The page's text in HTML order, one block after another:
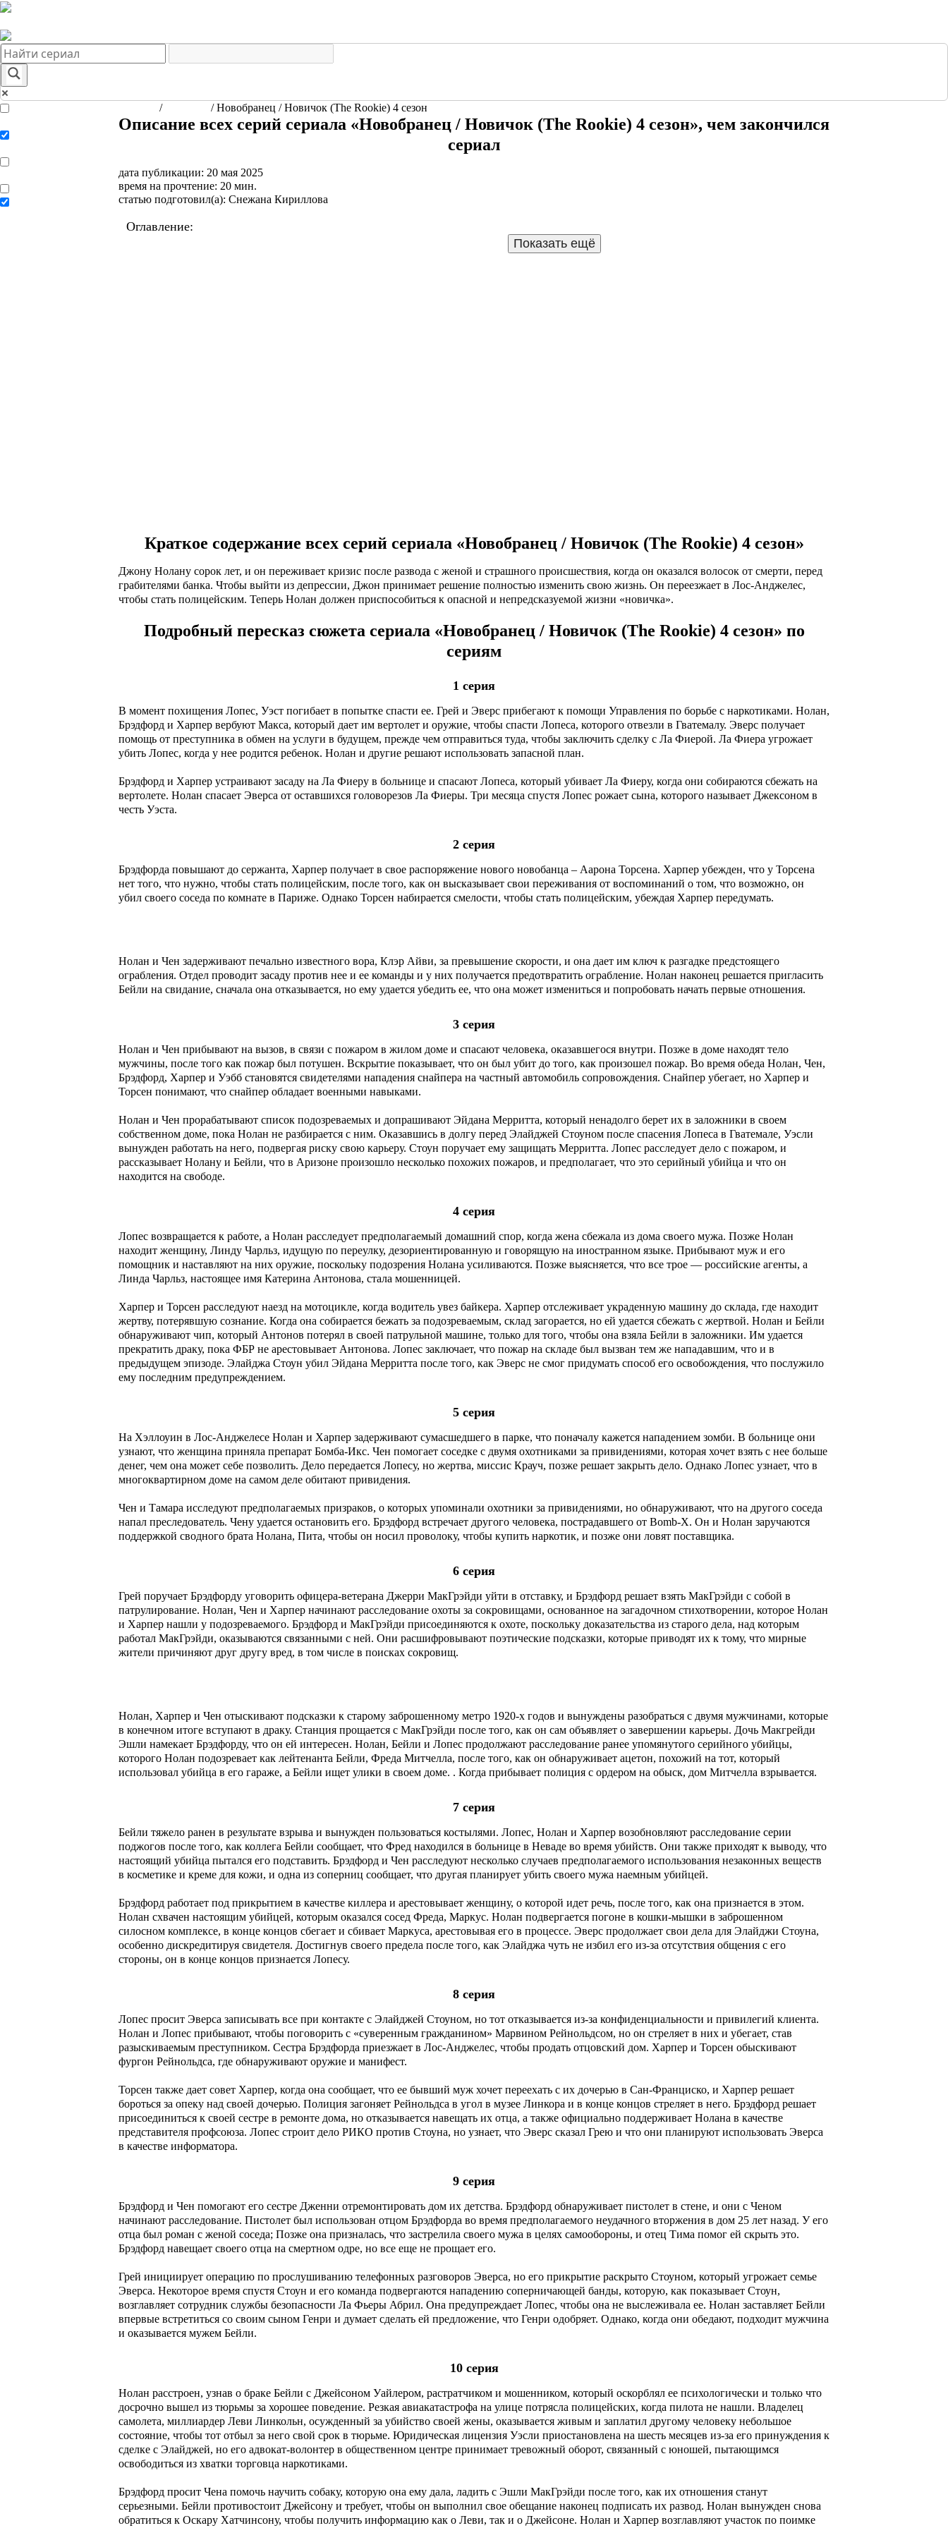
/ /Новобранец / Новичок (The Rookie) 4 сезон
Описание всех серий сериала «Новобранец / Новичок (The Rookie) 4 сезон», чем закончился
сериал
дата публикации: 20 мая 2025
время на прочтение: 20 мин.
статью подготовил(а): Снежана Кириллова
Оглавление:
Показать ещё
Краткое содержание всех серий сериала «Новобранец / Новичок (The Rookie) 4 сезон»
Джону Нолану сорок лет, и он переживает кризис после развода с женой и страшного происшествия, когда он оказался волосок от смерти, перед
грабителями банка. Чтобы выйти из депрессии, Джон принимает решение полностью изменить свою жизнь. Он переезжает в Лос-Анджелес,
чтобы стать полицейским. Теперь Нолан должен приспособиться к опасной и непредсказуемой жизни «новичка».
Подробный пересказ сюжета сериала «Новобранец / Новичок (The Rookie) 4 сезон» по
сериям
1 серия
В момент похищения Лопес, Уэст погибает в попытке спасти ее. Грей и Эверс прибегают к помощи Управления по борьбе с наркотиками. Нолан,
Брэдфорд и Харпер вербуют Макса, который дает им вертолет и оружие, чтобы спасти Лопеса, которого отвезли в Гватемалу. Эверс получает
помощь от преступника в обмен на услуги в будущем, прежде чем отправиться туда, чтобы заключить сделку с Ла Фиерой. Ла Фиера угрожает
убить Лопес, когда у нее родится ребенок. Нолан и другие решают использовать запасной план.
Брэдфорд и Харпер устраивают засаду на Ла Фиеру в больнице и спасают Лопеса, который убивает Ла Фиеру, когда они собираются сбежать на
вертолете. Нолан спасает Эверса от оставшихся головорезов Ла Фиеры. Три месяца спустя Лопес рожает сына, которого называет Джексоном в
честь Уэста.
2 серия
Брэдфорда повышают до сержанта, Харпер получает в свое распоряжение нового новобанца – Аарона Торсена. Харпер убежден, что у Торсена
нет того, что нужно, чтобы стать полицейским, после того, как он высказывает свои переживания от воспоминаний о том, что возможно, он
убил своего соседа по комнате в Париже. Однако Торсен набирается смелости, чтобы стать полицейским, убеждая Харпер передумать.
Нолан и Чен задерживают печально известного вора, Клэр Айви, за превышение скорости, и она дает им ключ к разгадке предстоящего
ограбления. Отдел проводит засаду против нее и ее команды и у них получается предотвратить ограбление. Нолан наконец решается пригласить
Бейли на свидание, сначала она отказывается, но ему удается убедить ее, что она может измениться и попробовать начать первые отношения.
3 серия
Нолан и Чен прибывают на вызов, в связи с пожаром в жилом доме и спасают человека, оказавшегося внутри. Позже в доме находят тело
мужчины, после того как пожар был потушен. Вскрытие показывает, что он был убит до того, как произошел пожар. Во время обеда Нолан, Чен,
Брэдфорд, Харпер и Уэбб становятся свидетелями нападения снайпера на частный автомобиль сопровождения. Снайпер убегает, но Харпер и
Торсен понимают, что снайпер обладает военными навыками.
Нолан и Чен прорабатывают список подозреваемых и допрашивают Эйдана Мерритта, который ненадолго берет их в заложники в своем
собственном доме, пока Нолан не разбирается с ним. Оказавшись в долгу перед Элайджей Стоуном после спасения Лопеса в Гватемале, Уэсли
вынужден работать на него, подвергая риску свою карьеру. Стоун поручает ему защищать Мерритта. Лопес расследует дело с пожаром, и
рассказывает Нолану и Бейли, что в Аризоне произошло несколько похожих пожаров, и предполагает, что это серийный убийца и что он
находится на свободе.
4 серия
Лопес возвращается к работе, а Нолан расследует предполагаемый домашний спор, когда жена сбежала из дома своего мужа. Позже Нолан
находит женщину, Линду Чарльз, идущую по переулку, дезориентированную и говорящую на иностранном языке. Прибывают муж и его
помощник и наставляют на них оружие, поскольку подозрения Нолана усиливаются. Позже выясняется, что все трое — российские агенты, а
Линда Чарльз, настоящее имя Катерина Антонова, стала мошенницей.
Харпер и Торсен расследуют наезд на мотоцикле, когда водитель увез байкера. Харпер отслеживает украденную машину до склада, где находит
жертву, потерявшую сознание. Когда она собирается бежать за подозреваемым, склад загорается, но ей удается сбежать с жертвой. Нолан и Бейли
обнаруживают чип, который Антонов потерял в своей патрульной машине, только для того, чтобы она взяла Бейли в заложники. Им удается
прекратить драку, пока ФБР не арестовывает Антонова. Лопес заключает, что пожар на складе был вызван тем же нападавшим, что и в
предыдущем эпизоде. Элайджа Стоун убил Эйдана Мерритта после того, как Эверс не смог придумать способ его освобождения, что послужило
ему последним предупреждением.
5 серия
На Хэллоуин в Лос-Анджелесе Нолан и Харпер задерживают сумасшедшего в парке, что поначалу кажется нападением зомби. В больнице они
узнают, что женщина приняла препарат Бомба-Икс. Чен помогает соседке с двумя охотниками за привидениями, которая хочет взять с нее больше
денег, чем она может себе позволить. Дело передается Лопесу, но жертва, миссис Крауч, позже решает закрыть дело. Однако Лопес узнает, что в
многоквартирном доме на самом деле обитают привидения.
Чен и Тамара исследуют предполагаемых призраков, о которых упоминали охотники за привидениями, но обнаруживают, что на другого соседа
напал преследователь. Чену удается остановить его. Брэдфорд встречает другого человека, пострадавшего от Bomb-X. Он и Нолан заручаются
поддержкой сводного брата Нолана, Пита, чтобы он носил проволоку, чтобы купить наркотик, и позже они ловят поставщика.
6 серия
Грей поручает Брэдфорду уговорить офицера-ветерана Джерри МакГрэйди уйти в отставку, и Брэдфорд решает взять МакГрэйди с собой в
патрулирование. Нолан, Чен и Харпер начинают расследование охоты за сокровищами, основанное на загадочном стихотворении, которое Нолан
и Харпер нашли у подозреваемого. Брэдфорд и МакГрэйди присоединяются к охоте, поскольку доказательства из старого дела, над которым
работал МакГрэйди, оказываются связанными с ней. Они расшифровывают поэтические подсказки, которые приводят их к тому, что мирные
жители причиняют друг другу вред, в том числе в поисках сокровищ.
Нолан, Харпер и Чен отыскивают подсказки к старому заброшенному метро 1920-х годов и вынуждены разобраться с двумя мужчинами, которые
в конечном итоге вступают в драку. Станция прощается с МакГрэйди после того, как он сам объявляет о завершении карьеры. Дочь Макгрейди
Эшли намекает Брэдфорду, что он ей интересен. Нолан, Бейли и Лопес продолжают расследование ранее упомянутого серийного убийцы,
которого Нолан подозревает как лейтенанта Бейли, Фреда Митчелла, после того, как он обнаруживает ацетон, похожий на тот, который
использовал убийца в его гараже, а Бейли ищет улики в своем доме. . Когда прибывает полиция с ордером на обыск, дом Митчелла взрывается.
7 серия
Бейли тяжело ранен в результате взрыва и вынужден пользоваться костылями. Лопес, Нолан и Харпер возобновляют расследование серии
поджогов после того, как коллега Бейли сообщает, что Фред находился в больнице в Неваде во время убийств. Они также приходят к выводу, что
настоящий убийца пытался его подставить. Брэдфорд и Чен расследуют несколько случаев предполагаемого использования незаконных веществ
в косметике и креме для кожи, и одна из соперниц сообщает, что другая планирует убить своего мужа наемным убийцей.
Брэдфорд работает под прикрытием в качестве киллера и арестовывает женщину, о которой идет речь, после того, как она признается в этом.
Нолан схвачен настоящим убийцей, которым оказался сосед Фреда, Маркус. Нолан подвергается погоне в кошки-мышки в заброшенном
силосном комплексе, в конце концов сбегает и сбивает Маркуса, арестовывая его в процессе. Эверс продолжает свои дела для Элайджи Стоуна,
особенно дискредитируя свидетеля. Достигнув своего предела после того, как Элайджа чуть не избил его из-за отсутствия общения с его
стороны, он в конце концов признается Лопесу.
8 серия
Лопес просит Эверса записывать все при контакте с Элайджей Стоуном, но тот отказывается из-за конфиденциальности и привилегий клиента.
Нолан и Лопес прибывают, чтобы поговорить с «суверенным гражданином» Марвином Рейнольдсом, но он стреляет в них и убегает, став
разыскиваемым преступником. Сестра Брэдфорда приезжает в Лос-Анджелес, чтобы продать отцовский дом. Харпер и Торсен обыскивают
фургон Рейнольдса, где обнаруживают оружие и манифест.
Торсен также дает совет Харпер, когда она сообщает, что ее бывший муж хочет переехать с их дочерью в Сан-Франциско, и Харпер решает
бороться за опеку над своей дочерью. Полиция загоняет Рейнольдса в угол в музее Линкора и в конце концов стреляет в него. Брэдфорд решает
присоединиться к своей сестре в ремонте дома, но отказывается навещать их отца, а также официально поддерживает Нолана в качестве
представителя профсоюза. Лопес строит дело РИКО против Стоуна, но узнает, что Эверс сказал Грею и что они планируют использовать Эверса
в качестве информатора.
9 серия
Брэдфорд и Чен помогают его сестре Дженни отремонтировать дом их детства. Брэдфорд обнаруживает пистолет в стене, и они с Ченом
начинают расследование. Пистолет был использован отцом Брэдфорда во время предполагаемого неудачного вторжения в дом 25 лет назад. У его
отца был роман с женой соседа; Позже она призналась, что застрелила своего мужа в целях самообороны, и отец Тима помог ей скрыть это.
Брэдфорд навещает своего отца на смертном одре, но все еще не прощает его.
Грей инициирует операцию по прослушиванию телефонных разговоров Эверса, но его прикрытие раскрыто Стоуном, который угрожает семье
Эверса. Некоторое время спустя Стоун и его команда подвергаются нападению соперничающей банды, которую, как показывает Стоун,
возглавляет сотрудник службы безопасности Ла Фьеры Абрил. Она предупреждает Лопес, чтобы она не выслеживала ее. Нолан заставляет Бейли
впервые встретиться со своим сыном Генри и думает сделать ей предложение, что Генри одобряет. Однако, когда они обедают, подходит мужчина
и оказывается мужем Бейли.
10 серия
Нолан расстроен, узнав о браке Бейли с Джейсоном Уайлером, растратчиком и мошенником, который оскорблял ее психологически и только что
досрочно вышел из тюрьмы за хорошее поведение. Резкая авиакатастрофа на улице потрясла полицейских, когда пилота не нашли. Владелец
самолета, миллиардер Леви Линкольн, осужденный за убийство своей жены, оказывается живым и заплатил другому человеку небольшое
состояние, чтобы тот отбыл за него свой срок в тюрьме. Юридическая лицензия Уэсли приостановлена на шесть месяцев из-за его принуждения к
сделке с Элайджей, но его адвокат-волонтер в общественном центре принимает тревожный оборот, связанный с юношей, пытающимся
освободиться из хватки торговца наркотиками.
Брэдфорд просит Чена помочь научить собаку, которую она ему дала, ладить с Эшли МакГрэйди после того, как их отношения станут
серьезными. Бейли противостоит Джейсону и требует, чтобы он выполнил свое обещание наконец подписать их развод. Нолан вынужден снова
обратиться к Оскару Хатчинсону, чтобы получить информацию как о Леви, так и о Джейсоне. Нолан и Харпер возглавляют участок по поимке